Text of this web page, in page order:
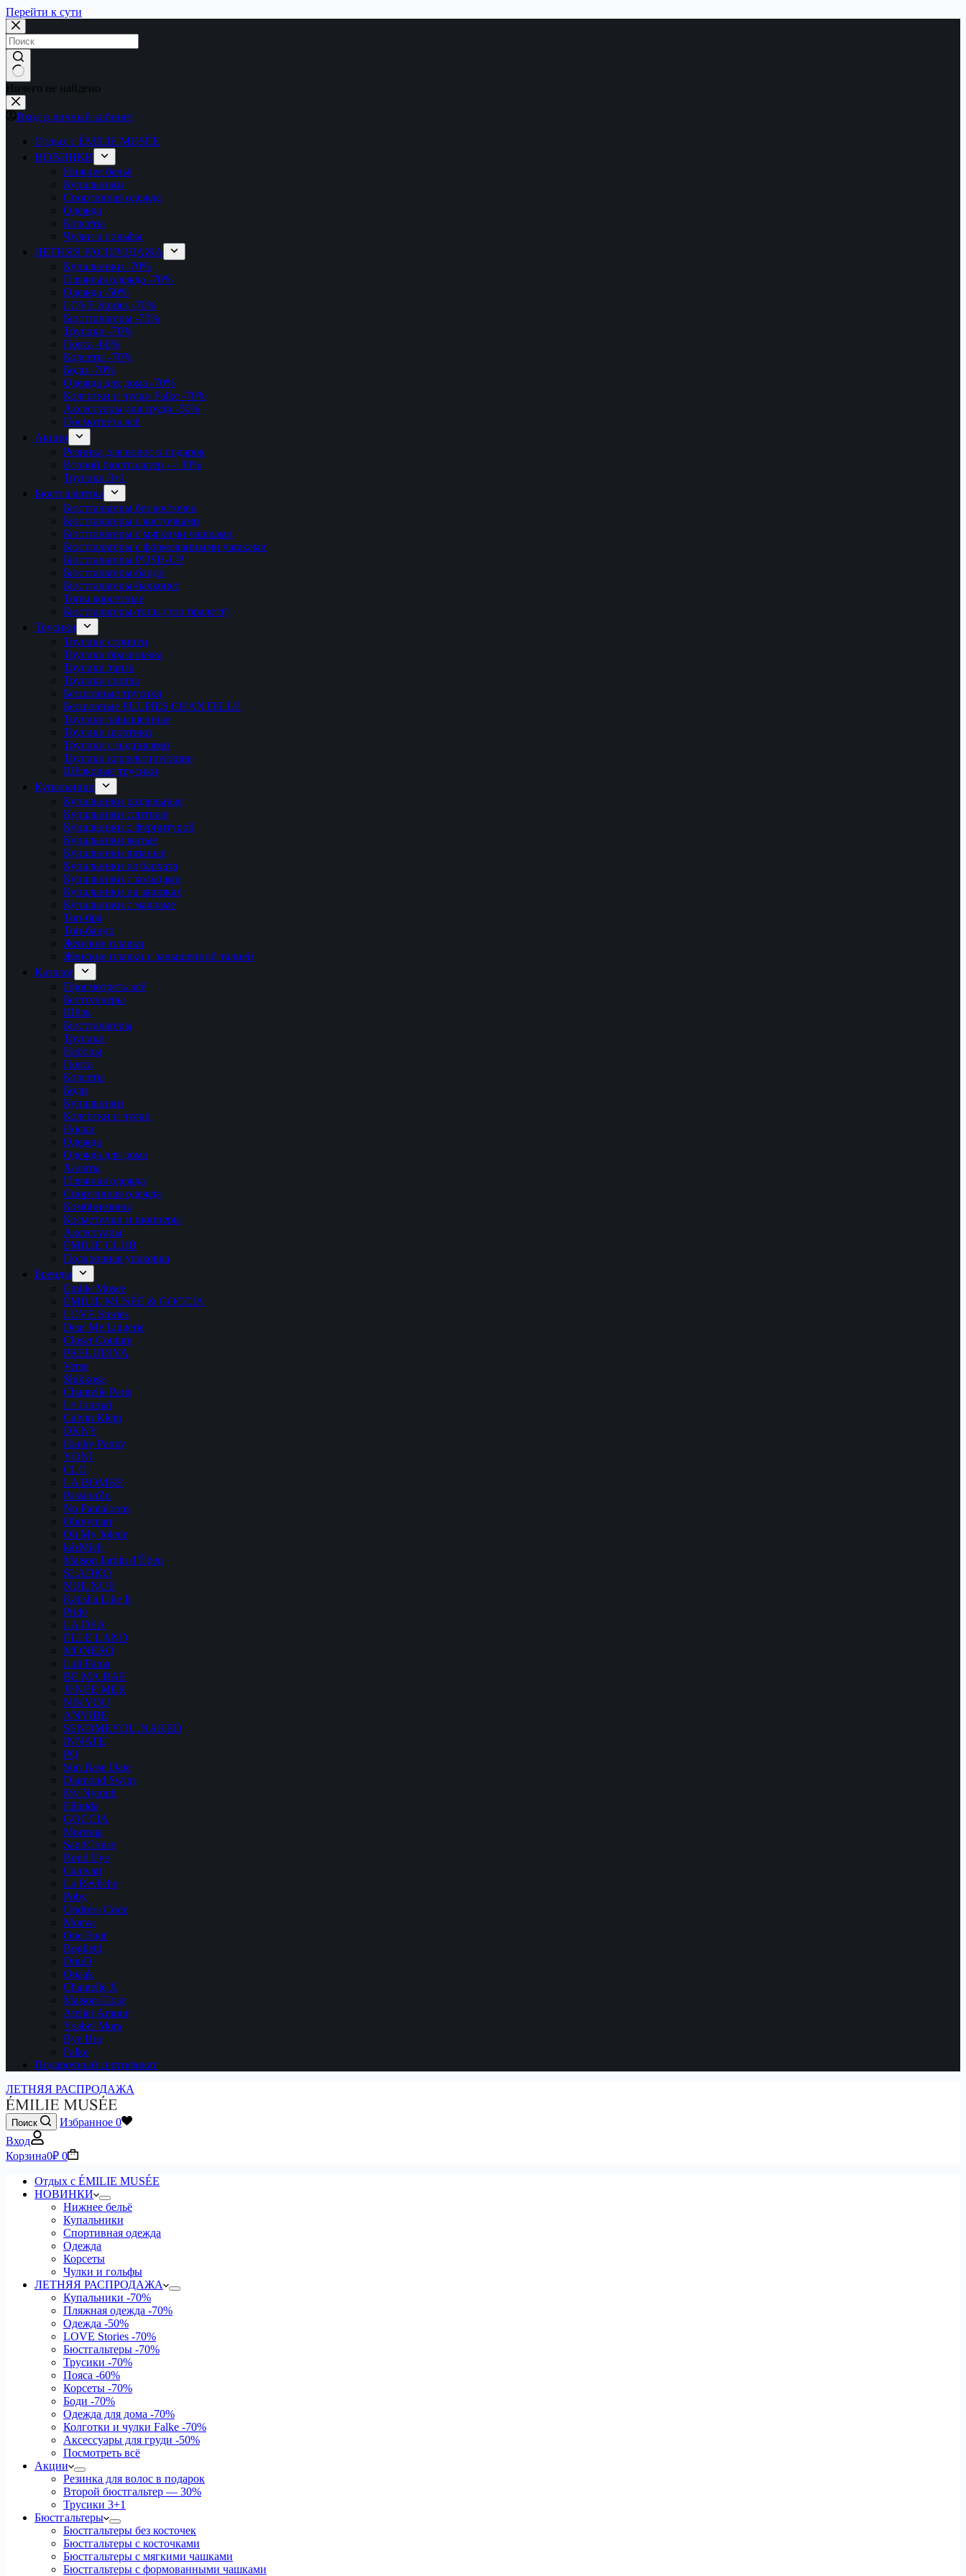
Перейти к сути
Ничего не найдено
Вход в личный кабинет
Отдых с ÉMILIE MUSÉE
НОВИНКИ
Нижнее бельё
Купальники
Спортивная одежда
Одежда
Корсеты
Чулки и гольфы
ЛЕТНЯЯ РАСПРОДАЖА
Купальники -70%
Пляжная одежда -70%
Одежда -50%
LOVE Stories -70%
Бюстгальтеры -70%
Трусики -70%
Пояса -60%
Корсеты -70%
Боди -70%
Одежда для дома -70%
Колготки и чулки Falke -70%
Аксессуары для груди -50%
Посмотреть всё
Акции
Резинка для волос в подарок
Второй бюстгальтер — 30%
Трусики 3+1
Бюстгальтеры
Бюстгальтеры без косточек
Бюстгальтеры с косточками
Бюстгальтеры с мягкими чашками
Бюстгальтеры с формованными чашками
Бюстгальтеры PUSH-UP
Бюстгальтеры-бандо
Бюстгальтеры-балконет
Топы корсетные
Бюстгальтеры-топы (топ бралетт)
Трусики
Трусики стринги
Трусики бразильяна
Трусики танга
Трусики слипы
Бесшовные трусики
Бесшовные PULPIES CHANTELLE
Трусики завышенные
Трусики шортики
Трусики с надписями
Трусики корректирующие
Шёлковые трусики
Купальники
Купальники раздельные
Купальники слитные
Купальники с фурнитурой
Купальники жатые
Купальники вязаные
Купальники из бархата
Купальники с кольцами
Купальники на завязках
Купальники с макраме
Топ-бра
Топ-бандо
Женские плавки
Женские плавки с завышенной талией
Каталог
Просмотреть всё
Бестселлеры
Шёлк
Бюстгальтеры
Трусики
Наборы
Пояса
Корсеты
Боди
Купальники
Колготки и чулки
Носки
Одежда
Одежда для дома
Халаты
Пляжная одежда
Спортивная одежда
Комбинезоны
Косметички и шопперы
Аксессуары
ÉMILIE CLUB
Подарочная упаковка
Бренды
Emilie Musee
ÉMILIE MUSÉE & GOCCIA
LOVE Stories
Dear Me Lingerie
Closer Couture
PRELUDIYA
Verse
Shikkosa
Chantelle Paris
Le Journal
Calvin Klein
DKNY
Hanky Panky
YONI
CLO
LA BOMBE
PassionZu
No Pantaloons
Ohmymarr
Oh My Jolene
kázMich
Maison Jardin d’Éden
SLADKO
NUE NUE
Katisha Like It
Pride
LA DEA
ELLE LAND
MONERO
Luli Fama
BE.MA.BAE
JENEE MER
NIKYOU
ANVIBE
SENDMEYOU.NAKED
INNATE
PQ
Sun Base Date
Diamond Swim
My Nymph
Ellinida
GOCCIA
Moresqa
SandCruise
Bond Eye
Camvari
La Revêche
Poby
Undress Code
Moeva
One Four
Boglietti
DnuD
Opaak
Chantelle X
Maison Close
Atelier Amour
Ysabel Mora
Bye Bra
Falke
Подарочный сертификат
ЛЕТНЯЯ РАСПРОДАЖА
Поиск Избранное 0
Вход
Корзина0₽ 0
Отдых с ÉMILIE MUSÉE
НОВИНКИ
Нижнее бельё
Купальники
Спортивная одежда
Одежда
Корсеты
Чулки и гольфы
ЛЕТНЯЯ РАСПРОДАЖА
Купальники -70%
Пляжная одежда -70%
Одежда -50%
LOVE Stories -70%
Бюстгальтеры -70%
Трусики -70%
Пояса -60%
Корсеты -70%
Боди -70%
Одежда для дома -70%
Колготки и чулки Falke -70%
Аксессуары для груди -50%
Посмотреть всё
Акции
Резинка для волос в подарок
Второй бюстгальтер — 30%
Трусики 3+1
Бюстгальтеры
Бюстгальтеры без косточек
Бюстгальтеры с косточками
Бюстгальтеры с мягкими чашками
Бюстгальтеры с формованными чашками